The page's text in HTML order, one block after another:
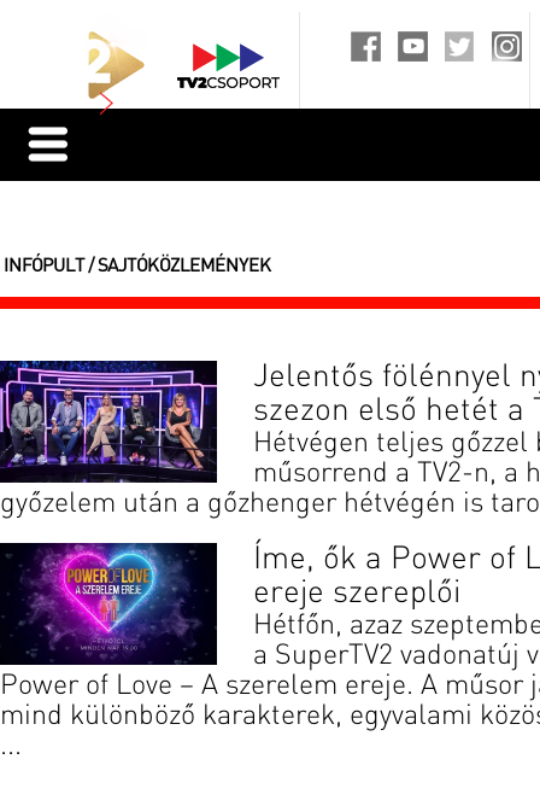
INFÓPULT / SAJTÓKÖZLEMÉNYEK
Jelentős fölénnyel
szezon első hetét a
Hétvégen teljes gőzzel
műsorrend a TV2-n, a
győzelem után a gőzhenger hétvégén is
Íme, ők a Power of
ereje szereplői
Hétfőn, azaz
a SuperTV2 vadonatúj
Power of Love – A szerelem ereje. A műsor
mind különböző karakterek, egyvalami
...